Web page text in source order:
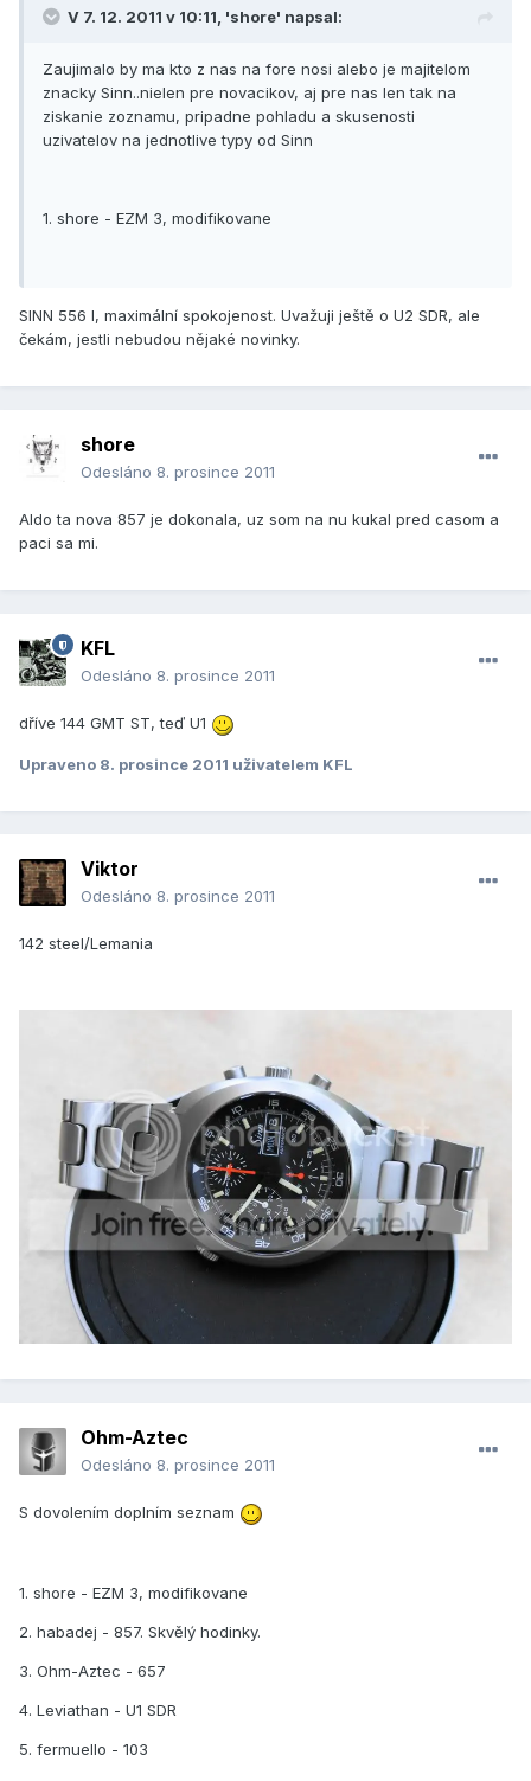
V 7. 12. 2011 v 10:11, 'shore' napsal:
Zaujimalo by ma kto z nas na fore nosi alebo je majitelom
znacky Sinn..nielen pre novacikov, aj pre nas len tak na
ziskanie zoznamu, pripadne pohladu a skusenosti
uzivatelov na jednotlive typy od Sinn
1. shore - EZM 3, modifikovane
SINN 556 I, maximální spokojenost. Uvažuji ještě o U2 SDR, ale
čekám, jestli nebudou nějaké novinky.
shore
Odesláno 8. prosince 2011
Aldo ta nova 857 je dokonala, uz som na nu kukal pred casom a
paci sa mi.
KFL
Odesláno 8. prosince 2011
dříve 144 GMT ST, teď U1
Upraveno 8. prosince 2011 uživatelem KFL
Viktor
Odesláno 8. prosince 2011
142 steel/Lemania
Ohm-Aztec
Odesláno 8. prosince 2011
S dovolením doplním seznam
1. shore - EZM 3, modifikovane
2. habadej - 857. Skvělý hodinky.
3. Ohm-Aztec - 657
4. Leviathan - U1 SDR
5. fermuello - 103